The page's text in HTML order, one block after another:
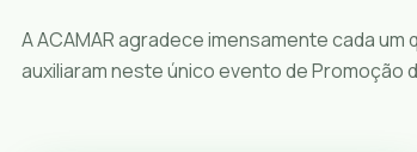
A ACAMAR agradece imensamente cada
auxiliaram neste único evento de Promoção